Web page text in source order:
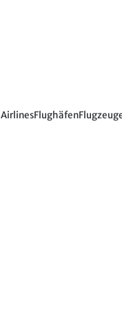
AirlinesFlughäfen